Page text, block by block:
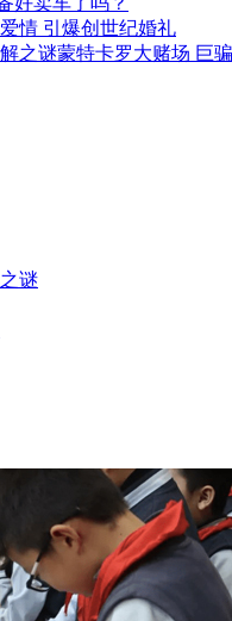
情 引爆创世纪婚礼
蒙特卡罗大赌场 巨
谜